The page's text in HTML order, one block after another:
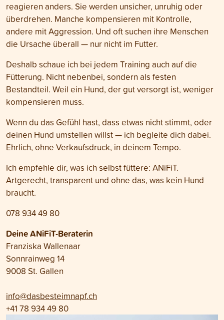
reagieren anders. Sie werden unsicher, unruhig oder
überdrehen. Manche kompensieren mit Kontrolle,
andere mit Aggression. Und oft suchen ihre Menschen
die Ursache überall — nur nicht im Futter.
Deshalb schaue ich bei jedem Training auch auf die
Fütterung. Nicht nebenbei, sondern als festen
Bestandteil. Weil ein Hund, der gut versorgt ist, weniger
kompensieren muss.
Wenn du das Gefühl hast, dass etwas nicht stimmt, oder
deinen Hund umstellen willst — ich begleite dich dabei.
Ehrlich, ohne Verkaufsdruck, in deinem Tempo.
Ich empfehle dir, was ich selbst füttere: ANiFiT.
Artgerecht, transparent und ohne das, was kein Hund
braucht.
078 934 49 80
Deine ANiFiT-Beraterin
Franziska Wallenaar
Sonnrainweg 14
9008 St. Gallen
info@dasbesteimnapf.ch
+41 78 934 49 80